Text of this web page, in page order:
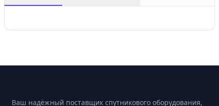
Ваш надёжный поставщик спутникового оборудования,